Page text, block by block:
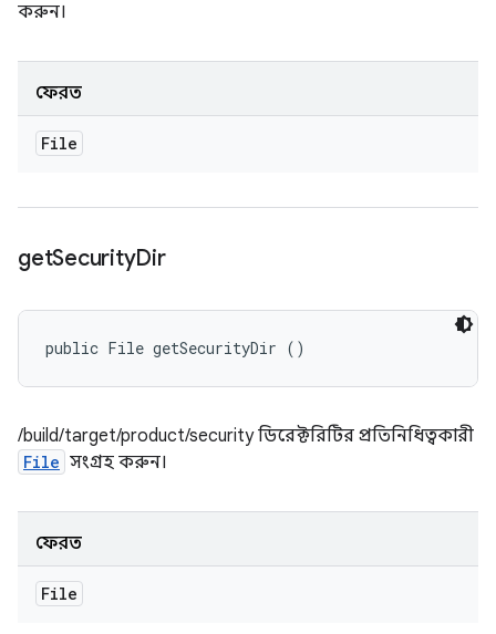
করুন।
ফেরত
File
getSecurityDir
public File getSecurityDir ()
/build/target/product/security ডিরেক্টরিটির প্রতিনিধিত্বকারী
File সংগ্রহ করুন।
ফেরত
File